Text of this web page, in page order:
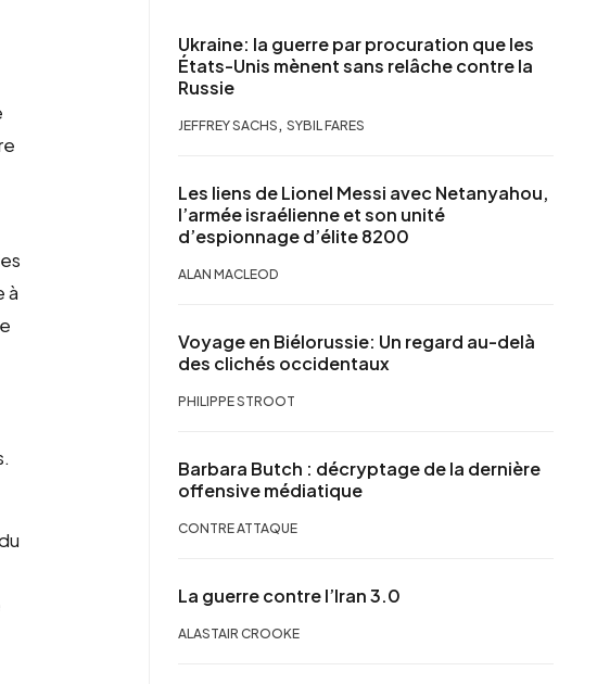
à
Ukraine: la guerre par procuration que les
États-Unis mènent sans relâche contre la
Russie
JEFFREY SACHS , SYBIL FARES
Les liens de Lionel Messi avec Netanyahou,
l’armée israélienne et son unité
d’espionnage d’élite 8200
ALAN MACLEOD
Voyage en Biélorussie: Un regard au-delà
des clichés occidentaux
PHILIPPE STROOT
Barbara Butch : décryptage de la dernière
offensive médiatique
CONTRE ATTAQUE
La guerre contre l’Iran 3.0
ALASTAIR CROOKE